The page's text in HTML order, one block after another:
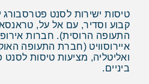
טיסות ישירות לסנט פטרסבורג
קבוע וסדיר, עם אל על,
התעופה הרוסית). חברות
איירוסוויט (חברת התעופה
ואליטליה, מציעות טיסות לסנט
ביניים.